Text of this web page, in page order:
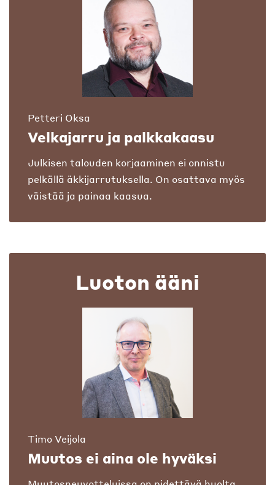
Petteri Oksa
Velkajarru ja palkkakaasu
Julkisen talouden korjaaminen ei onnistu
pelkällä äkkijarrutuksella. On osattava myös
väistää ja painaa kaasua.
Luoton ääni
Timo Veijola
Muutos ei aina ole hyväksi